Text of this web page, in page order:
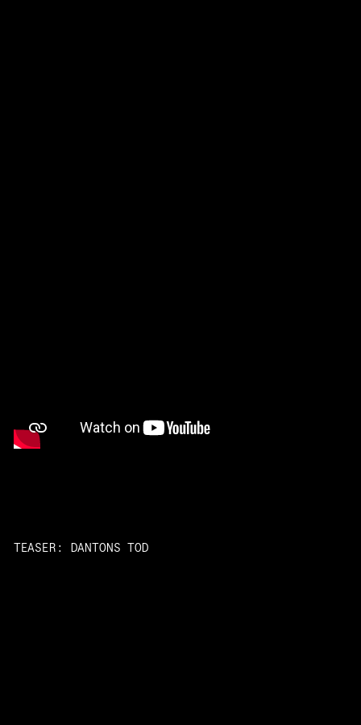
TEASER: DANTONS TOD